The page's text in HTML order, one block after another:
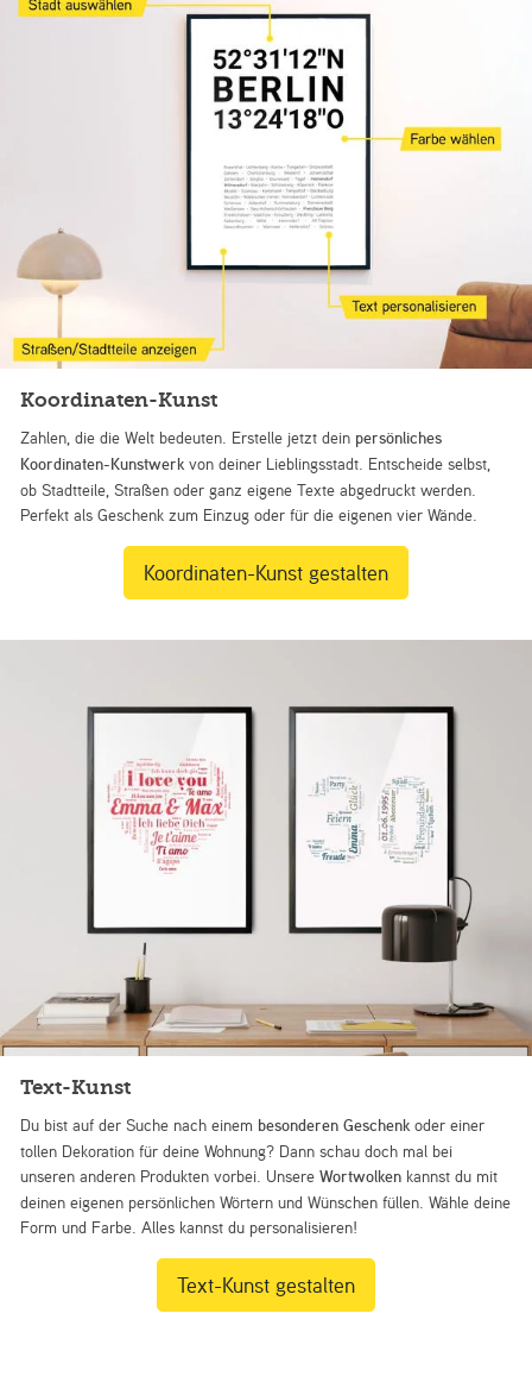
Koordinaten-Kunst
Zahlen, die die Welt bedeuten. Erstelle jetzt dein persönliches
Koordinaten-Kunstwerk von deiner Lieblingsstadt. Entscheide selbst,
ob Stadtteile, Straßen oder ganz eigene Texte abgedruckt werden.
Perfekt als Geschenk zum Einzug oder für die eigenen vier Wände.
Koordinaten-Kunst gestalten
Text-Kunst
Du bist auf der Suche nach einem besonderen Geschenk oder einer
tollen Dekoration für deine Wohnung? Dann schau doch mal bei
unseren anderen Produkten vorbei. UnsereWortwolken kannst du mit
deinen eigenen persönlichen Wörtern und Wünschen füllen. Wähle deine
Form und Farbe. Alles kannst du personalisieren!
Text-Kunst gestalten